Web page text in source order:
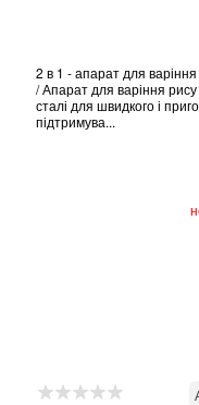
2 в 1 - апарат для
/ Апарат для варіння
сталі для швидкого і
підтримува...